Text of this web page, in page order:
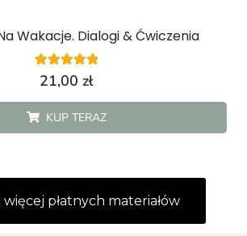
Wakacje. Dialogi & Ćwiczenia
Oceniony
5.00
oceny klienta
21,00 zł
KUP TERAZ
więcej płatnych materiałów